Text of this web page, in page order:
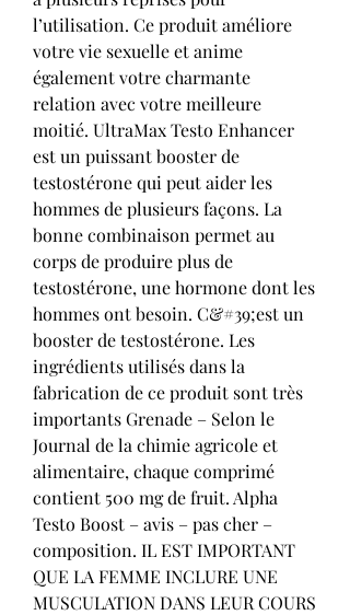
l’utilisation. Ce produit améliore
votre vie sexuelle et anime
également votre charmante
relation avec votre meilleure
moitié. UltraMax Testo Enhancer
est un puissant booster de
testostérone qui peut aider les
hommes de plusieurs façons. La
bonne combinaison permet au
corps de produire plus de
testostérone, une hormone dont les
hommes ont besoin. C&#39;est un
booster de testostérone. Les
ingrédients utilisés dans la
fabrication de ce produit sont très
importants Grenade – Selon le
Journal de la chimie agricole et
alimentaire, chaque comprimé
contient 500 mg de fruit. Alpha
Testo Boost – avis – pas cher –
composition. IL EST IMPORTANT
QUE LA FEMME INCLURE UNE
MUSCULATION DANS LEUR COURS